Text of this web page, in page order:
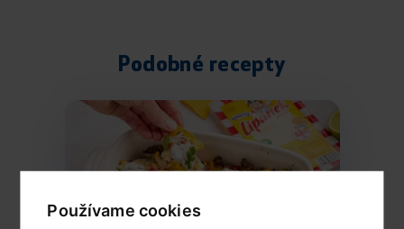
Používame cookies
Podobné recepty